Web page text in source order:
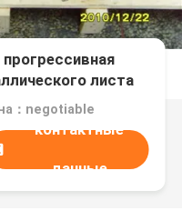
листа
плиты
：negotiable
контактные
данные